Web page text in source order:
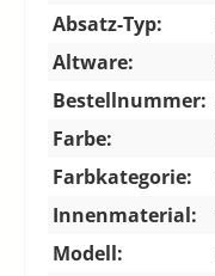
Absatz-Typ:
Altware:
Bestellnummer:
Farbe:
Farbkategorie:
Innenmaterial:
Modell: